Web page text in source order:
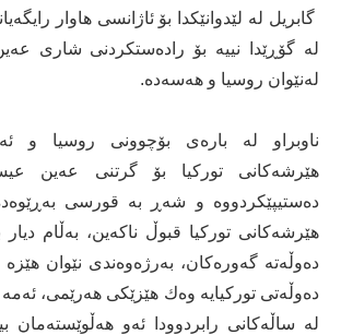
گابریل لە لێدوانێكدا بۆ ئاژانسی هاوار
لە گۆڕێدا نییە بۆ رادەستكردنی شاری
لەنێوان روسیا و هەسەدە.
ناوبراو لە بارەی بۆچوونی روسیا و
هێرشەكانی توركیا بۆ گرتنی عەین
دەستیپێكردووە و شەڕ بە قورسی
هێرشەكانی توركیا قبوڵ ناكەین، بەڵام
دەوڵەتە گەورەكان، بەرژەوەندی نێوان هێزە
دەوڵەتی توركیایە وەك هێزێكی هەرێمی،
لە ساڵەكانی رابردوودا ئەو هەڵوێستەمان